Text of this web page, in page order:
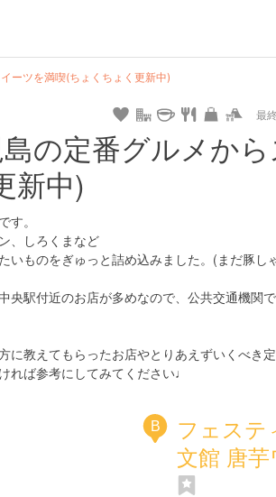
ーツを満喫(ちょくちょく更新中)
最
settings print rank lock calendar access
の定番グルメか
新中)
。
、しろくまなど
ものをぎゅっと詰め込みました。(まだ豚し
央駅付近のお店が多めなので、公共交通機関
教えてもらったお店やとりあえずいくべき
れば参考にしてみてください♩
B
フェステ
文館 唐